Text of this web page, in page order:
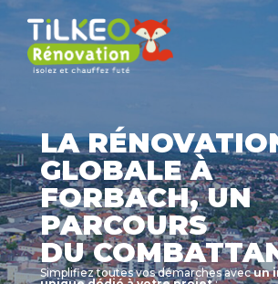
LA
GLOBALE À
FORBACH, UN
PARCOURS
DU
Simplifiez toutes vos démarches avecun